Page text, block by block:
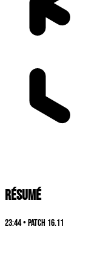
RÉSUMÉ
23:44•Patch 16.11